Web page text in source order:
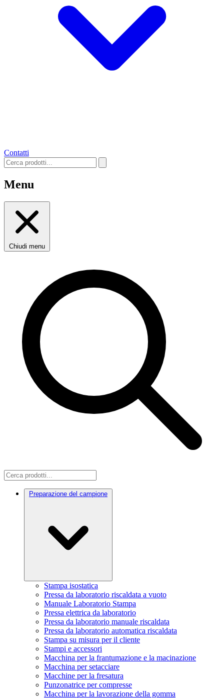
Contatti
Menu
Chiudi menu
Preparazione del campione
Stampa isostatica
Pressa da laboratorio riscaldata a vuoto
Manuale Laboratorio Stampa
Pressa elettrica da laboratorio
Pressa da laboratorio manuale riscaldata
Pressa da laboratorio automatica riscaldata
Stampa su misura per il cliente
Stampi e accessori
Macchina per la frantumazione e la macinazione
Macchina per setacciare
Macchine per la fresatura
Punzonatrice per compresse
Macchina per la lavorazione della gomma